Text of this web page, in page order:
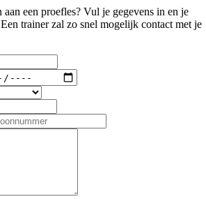
aan een proefles? Vul je gegevens in en je
trainer zal zo snel mogelijk contact met je